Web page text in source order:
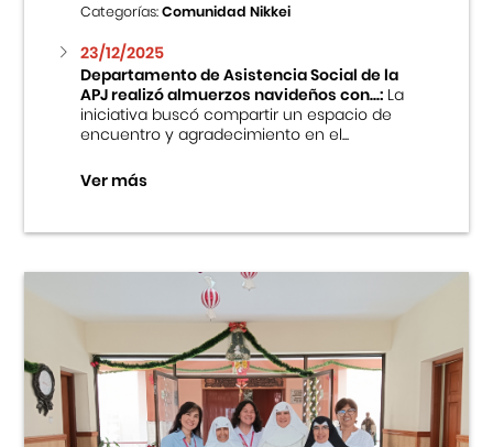
Categorías:Comunidad Nikkei
23/12/2025
Departamento de Asistencia Social de la
APJ realizó almuerzos navideños con...:La
iniciativa buscó compartir un espacio de
encuentro y agradecimiento en el...
Ver más